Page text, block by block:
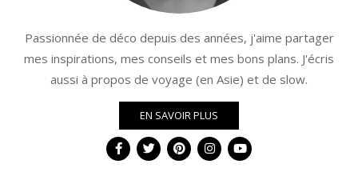
Passionnée de déco depuis des années, j'aime partager
mes inspirations, mes conseils et mes bons plans. J'écris
aussi à propos de voyage (en Asie) et de slow.
EN SAVOIR PLUS